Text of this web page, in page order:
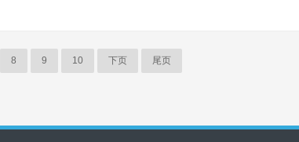
8 9 10 下页 尾页